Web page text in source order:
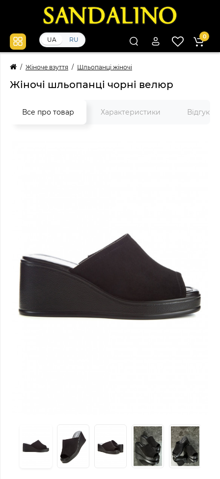
UA RU 0
Жіноче взуття Шльопанці жіночі
Жіночі шльопанці чорні велюр
Все про товар Характеристики Відгуки